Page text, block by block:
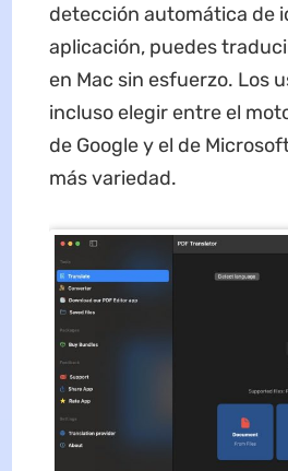
detección automática de
aplicación, puedes
en Mac sin esfuerzo. Los
incluso elegir entre el
de Google y el de
más variedad.